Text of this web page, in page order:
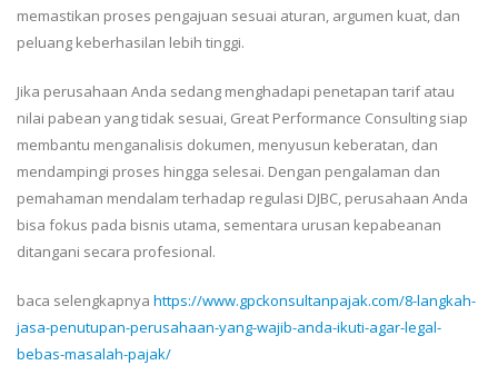
memastikan proses pengajuan sesuai aturan, argumen kuat, dan
peluang keberhasilan lebih tinggi.
Jika perusahaan Anda sedang menghadapi penetapan tarif atau
nilai pabean yang tidak sesuai, Great Performance Consulting siap
membantu menganalisis dokumen, menyusun keberatan, dan
mendampingi proses hingga selesai. Dengan pengalaman dan
pemahaman mendalam terhadap regulasi DJBC, perusahaan Anda
bisa fokus pada bisnis utama, sementara urusan kepabeanan
ditangani secara profesional.
baca selengkapnya https://www.gpckonsultanpajak.com/8-langkah-
jasa-penutupan-perusahaan-yang-wajib-anda-ikuti-agar-legal-
bebas-masalah-pajak/